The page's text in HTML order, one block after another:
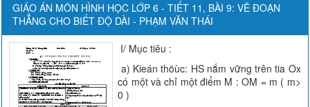
GIÁO ÁN MÔN HÌNH HỌC LỚP 6 - TIẾT 11, BÀI 9: VẼ ĐOẠN
THẲNG CHO BIẾT ĐỘ DÀI - PHẠM VĂN THÁI
I/ Mục tiêu :
a) Kieán thöùc: HS nắm vững trên tia Ox
có một và chỉ một điểm M : OM = m ( m>
0 )